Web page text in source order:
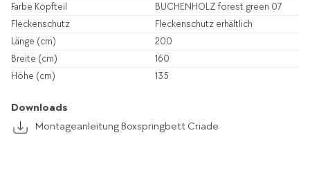
Farbe Kopfteil
BUCHENHOLZ forest green 07
Fleckenschutz
Fleckenschutz erhältlich
Länge (cm)
200
Breite (cm)
160
Höhe (cm)
135
Downloads
Montageanleitung Boxspringbett Criade